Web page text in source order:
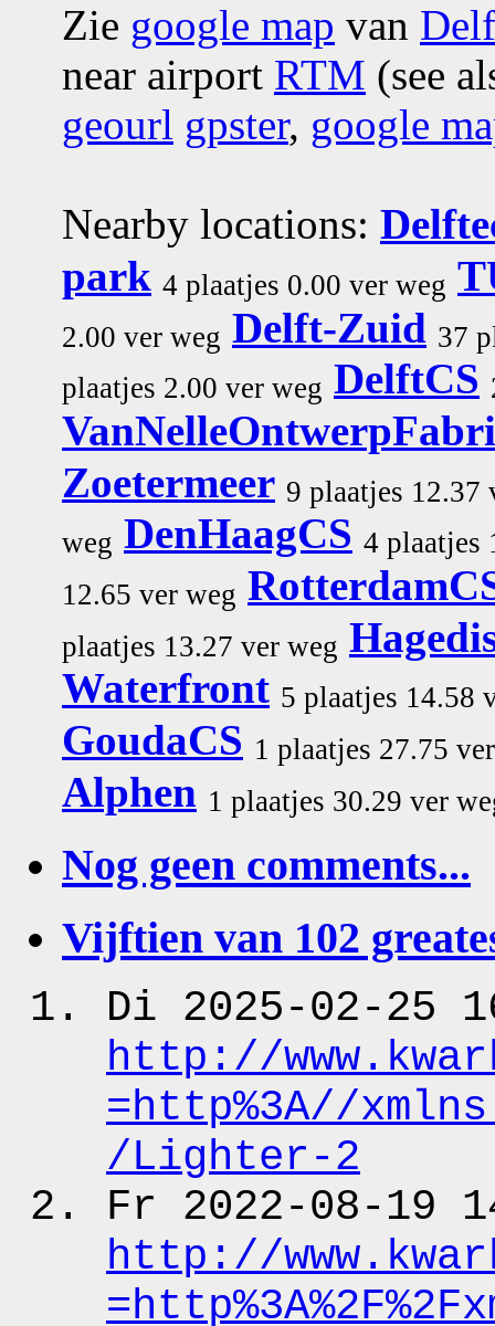
Zie google map van
near airport RTM (see
geourl gpster, google
Nearby locations:
park 4 plaatjes 0.00 ver weg
2.00 ver weg Delft-Zuid 37
plaatjes 2.00 ver weg DelftCS
Zoetermeer 9 plaatjes 12.37
weg DenHaagCS 4 plaatjes
12.65 ver weg
plaatjes 13.27 ver weg
Waterfront 5 plaatjes 14.58
GoudaCS 1 plaatjes 27.75
Alphen 1 plaatjes 30.29 ver
Nog geen comments...
Vijftien van 102
Di 2025-02-25
http://
=http%3A//
/Lighter-2
Fr 2022-08-19
http://